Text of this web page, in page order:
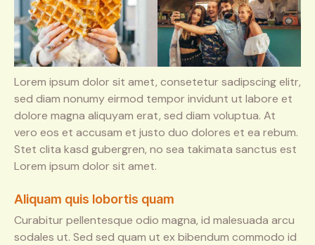
Lorem ipsum dolor sit amet, consetetur sadipscing elitr,
sed diam nonumy eirmod tempor invidunt ut labore et
dolore magna aliquyam erat, sed diam voluptua. At
vero eos et accusam et justo duo dolores et ea rebum.
Stet clita kasd gubergren, no sea takimata sanctus est
Lorem ipsum dolor sit amet.
Aliquam quis lobortis quam
Curabitur pellentesque odio magna, id malesuada arcu
sodales ut. Sed sed quam ut ex bibendum commodo id